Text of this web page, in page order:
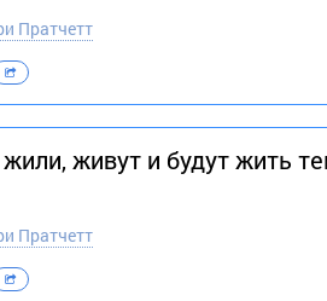
Пратчетт
живут и будут жить
Пратчетт